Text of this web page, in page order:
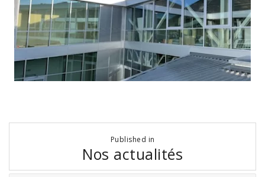
l’article
Published in
Nos actualités